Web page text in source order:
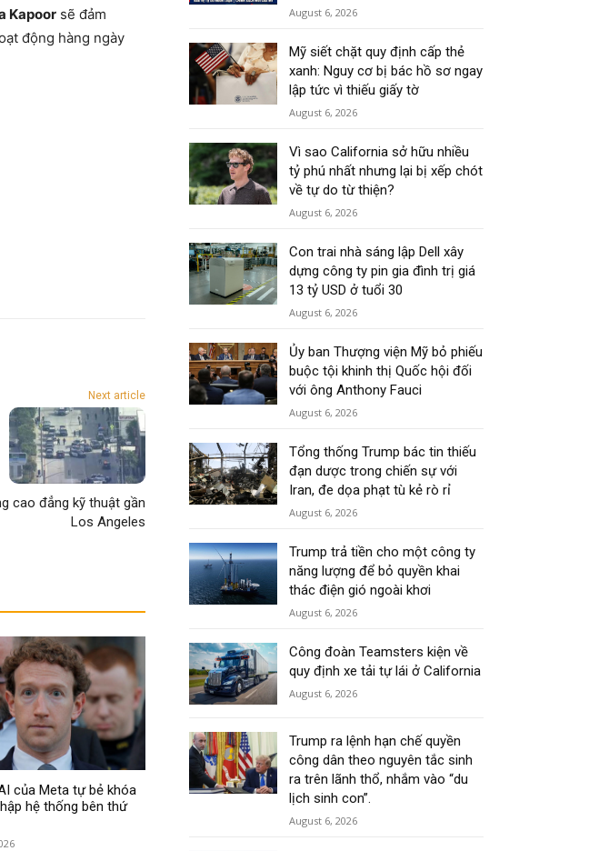
Kapoor sẽ đảm
động hàng ngày
Next article
cao đẳng kỹ thuật gần
Los Angeles
của Meta tự bẻ khóa
hệ thống bên thứ
August 6, 2026
Mỹ siết chặt quy định cấp thẻ
xanh: Nguy cơ bị bác hồ sơ ngay
lập tức vì thiếu giấy tờ
August 6, 2026
Vì sao California sở hữu nhiều
tỷ phú nhất nhưng lại bị xếp chót
về tự do từ thiện?
August 6, 2026
Con trai nhà sáng lập Dell xây
dựng công ty pin gia đình trị giá
13 tỷ USD ở tuổi 30
August 6, 2026
Ủy ban Thượng viện Mỹ bỏ phiếu
buộc tội khinh thị Quốc hội đối
với ông Anthony Fauci
August 6, 2026
Tổng thống Trump bác tin thiếu
đạn dược trong chiến sự với
Iran, đe dọa phạt tù kẻ rò rỉ
August 6, 2026
Trump trả tiền cho một công ty
năng lượng để bỏ quyền khai
thác điện gió ngoài khơi
August 6, 2026
Công đoàn Teamsters kiện về
quy định xe tải tự lái ở California
August 6, 2026
Trump ra lệnh hạn chế quyền
công dân theo nguyên tắc sinh
ra trên lãnh thổ, nhắm vào “du
lịch sinh con”.
August 6, 2026